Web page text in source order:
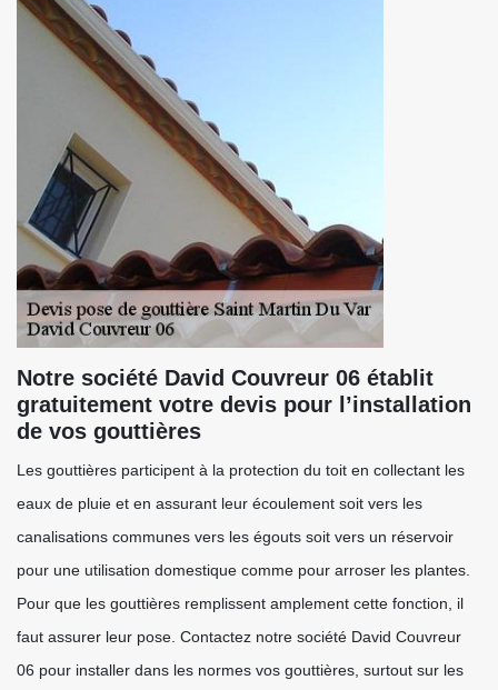
Notre société David Couvreur 06 établit
gratuitement votre devis pour l’installation
de vos gouttières
Les gouttières participent à la protection du toit en collectant les
eaux de pluie et en assurant leur écoulement soit vers les
canalisations communes vers les égouts soit vers un réservoir
pour une utilisation domestique comme pour arroser les plantes.
Pour que les gouttières remplissent amplement cette fonction, il
faut assurer leur pose. Contactez notre société David Couvreur
06 pour installer dans les normes vos gouttières, surtout sur les